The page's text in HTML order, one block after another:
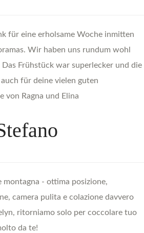
für eine erholsame Woche inmitten
Wir haben uns rundum wohl
Frühstück war superlecker und die
für deine vielen guten
von Ragna und Elina
montagna - ottima posizione,
camera pulita e colazione davvero
ritorniamo solo per coccolare tuo
da te!